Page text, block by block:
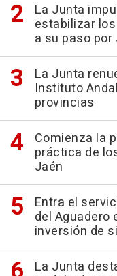
La Junta
estabilizar
a su paso por
La Junta
Instituto
provincias
Comienza la
práctica de
Jaén
Entra el
del Aguadero
inversión de
La Junta